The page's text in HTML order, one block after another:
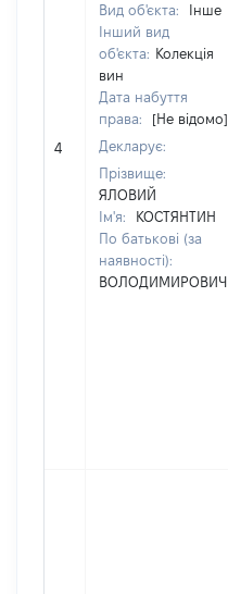
4
Вид об'єкта:
Інше
Інший вид
об'єкта: Колекція
вин
Дата набуття
права:
[Не відомо]
Декларує:
Прізвище:
ЯЛОВИЙ
Ім'я:
КОСТЯНТИН
По батькові (за
наявності):
ВОЛОДИМИРОВИЧ